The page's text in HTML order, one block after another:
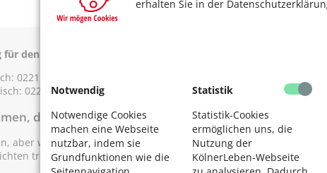
erhalten Sie in der
Notwendig
Notwendige Cookies
machen eine Webseite
nutzbar, indem sie
Grundfunktionen wie die
Statistik
Statistik-Cookies
ermöglichen uns, die
Nutzung der
KölnerLeben-Webseite
den Stromsparcheck:
0221 / 708 85 35
0221 / 98 63 80 10.
die helfen beim Sparen: Das könnte Sie auch
aber wie? Lesen Sie:Jetzt sparen mit der Mini-Mülltonne der AWB
trotz Trockenheit:Sparen Sie beim Wässern Ihrer